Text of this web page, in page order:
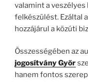
valamint a
felkészülést. Ezáltal
hozzájárul a közúti
Összességében az
jogosítvány Győr
hanem fontos